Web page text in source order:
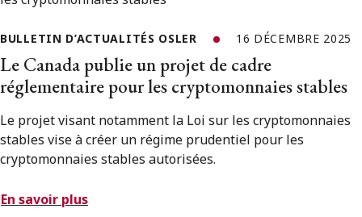
BULLETIN D’ACTUALITÉS OSLER 16 DÉCEMBRE 2025
Le Canada publie un projet de cadre
réglementaire pour les cryptomonnaies stables
Le projet visant notamment la Loi sur les cryptomonnaies
stables vise à créer un régime prudentiel pour les
cryptomonnaies stables autorisées.
En savoir plus